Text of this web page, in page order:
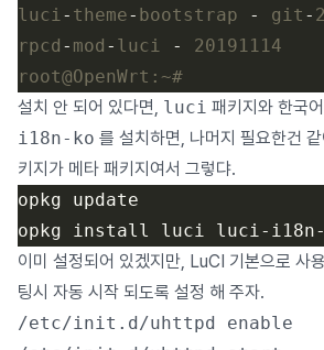
luci- theme- bootstrap - git -
rpcd - mod - luci -
설치 안 되어 있다면, luci 패키지와 한국
i18n-ko 를 설치하면, 나머지 필요한건
키지가 메타 패키지여서 그렇댜.
이미 설정되어 있겠지만, LuCI 기본으로 사
팅시 자동 시작 되도록 설정 해 주자.
/etc/init.d/uhttpd enable